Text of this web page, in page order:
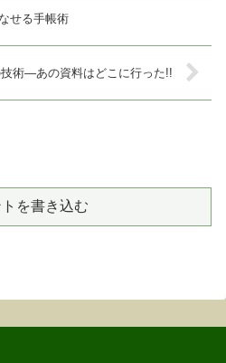
せる手帳術
術―あの資料はどこに行った!!
を書き込む